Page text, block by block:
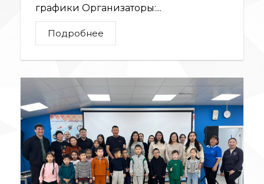
графики Организаторы:...
Подробнее